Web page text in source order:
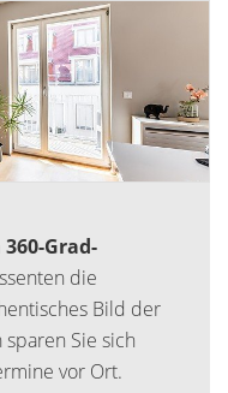
Grad-
die
Bild der
Sie sich
vor Ort.